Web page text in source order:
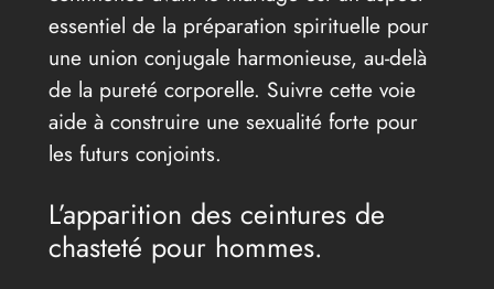
essentiel de la préparation spirituelle pour
une union conjugale harmonieuse, au-delà
de la pureté corporelle. Suivre cette voie
aide à construire une sexualité forte pour
les futurs conjoints.
L’apparition des ceintures de
chasteté pour hommes.